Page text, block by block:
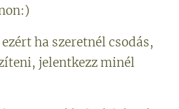
ha szeretnél csodás,
jelentkezz minél